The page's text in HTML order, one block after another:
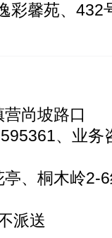
彩馨苑、432
尚坡路口
、业务
、桐木岭2-
派送